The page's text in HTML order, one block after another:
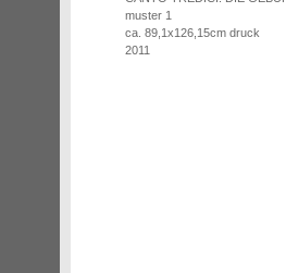
muster 1
ca. 89,1x126,15cm druck
2011